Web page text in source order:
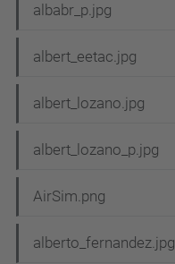
albabr_p.jpg
albert_eetac.jpg
albert_lozano.jpg
albert_lozano_p.jpg
AirSim.png
alberto_fernandez.jpg